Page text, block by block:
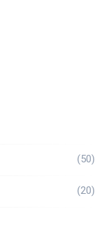
(50)
(20)